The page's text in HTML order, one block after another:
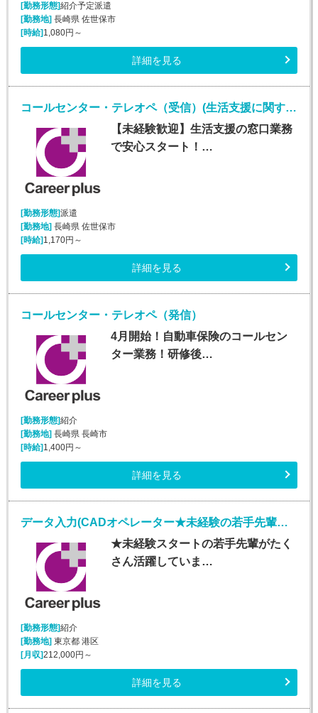
[勤務形態]紹介予定派遣
[勤務地] 長崎県 佐世保市
[時給] 1,080円～
詳細を見る
コールセンター・テレオペ（受信）(生活支援に関する問合せ窓口/平日のみ)
【未経験歓迎】生活支援の窓口業務
で安心スタート！…
[勤務形態]派遣
[勤務地] 長崎県 佐世保市
[時給] 1,170円～
詳細を見る
コールセンター・テレオペ（発信）
4月開始！自動車保険のコールセン
ター業務！研修後…
[勤務形態]紹介
[勤務地]長崎県 長崎市
[時給]1,400円～
詳細を見る
データ入力(CADオペレーター★未経験の若手先輩活躍中★)
★未経験スタートの若手先輩がたく
さん活躍していま…
[勤務形態]紹介
[勤務地]東京都 港区
[月収]212,000円～
詳細を見る